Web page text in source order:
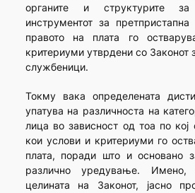
органите и структурите
инструментот за
правото на плата го
критериуми утврдени со Законот
службеници.
Токму вака определената
упатува на различноста на
лица во зависност од тоа по кој
кои услови и критериуми го
плата, поради што и основано
различно уредување.
целината на Законот, јасно